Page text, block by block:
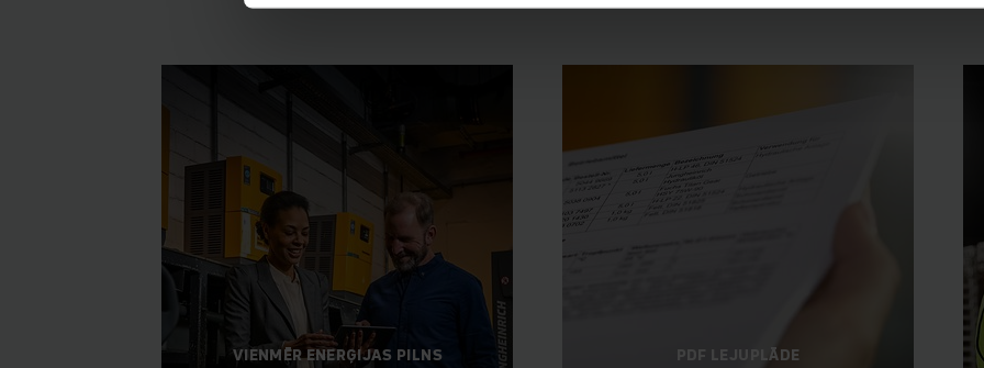
VIENMĒR ENERĢIJAS PILNS PDF LEJUPLĀDE